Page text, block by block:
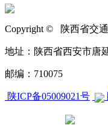
Copyright © 陕西省交
地址：陕西省西安市唐
邮编：710075
陕ICP备05009021号